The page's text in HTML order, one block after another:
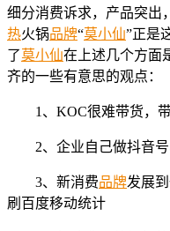
细分消费诉求，产品突出
热火锅品牌“莫小仙”正是
了莫小仙在上述几个方面
齐的一些有意思的观点：
1、KOC很难带货，
2、企业自己做抖音
3、新消费品牌发展
刷百度移动统计